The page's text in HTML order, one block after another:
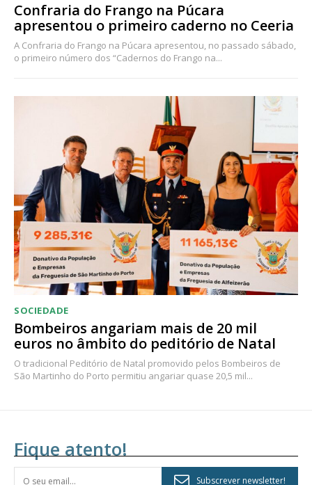
Confraria do Frango na Púcara
apresentou o primeiro caderno no Ceeria
A Confraria do Frango na Púcara apresentou, no passado sábado,
o primeiro número dos “Cadernos do Frango na...
SOCIEDADE
Bombeiros angariam mais de 20 mil
euros no âmbito do peditório de Natal
O tradicional Peditório de Natal promovido pelos Bombeiros de
São Martinho do Porto permitiu angariar quase 20,5 mil...
Fique atento!
Subscrever newsletter!